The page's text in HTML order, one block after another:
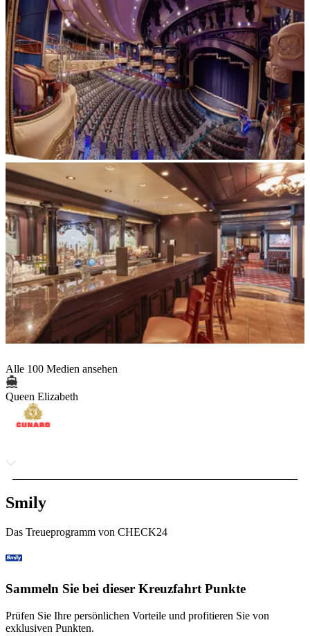
Alle 100 Medien ansehen
Queen Elizabeth
Smily
Das Treueprogramm von CHECK24
Sammeln Sie bei dieser Kreuzfahrt Punkte
Prüfen Sie Ihre persönlichen Vorteile und profitieren Sie von
exklusiven Punkten.